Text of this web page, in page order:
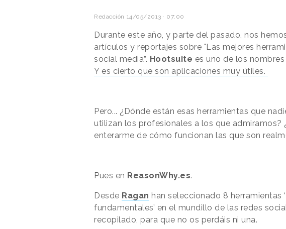
Redacción 14/05/2013 · 07:00
Durante este año, y parte del pasado, nos
artículos y reportajes sobre "Las mejores
social media”. Hootsuite es uno de los
Y es cierto que son aplicaciones muy útiles.
Pero... ¿Dónde están esas herramientas que
utilizan los profesionales a los que admiramos?
enterarme de cómo funcionan las que son
Pues en ReasonWhy.es.
Desde Ragan han seleccionado 8 herramientas
fundamentales’ en el mundillo de las redes
recopilado, para que no os perdáis ni una.